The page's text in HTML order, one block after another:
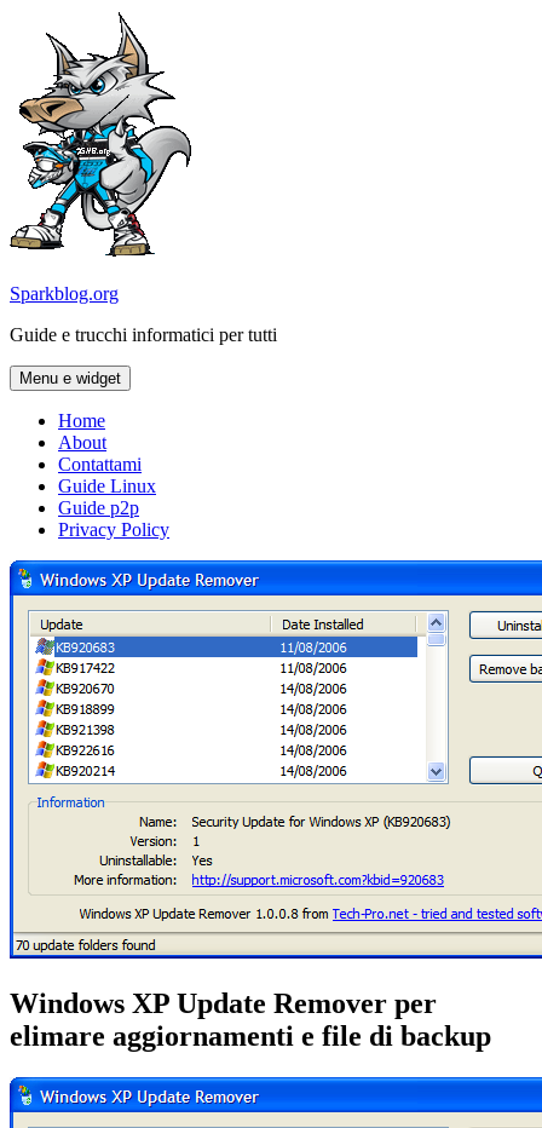
contenuto
Sparkblog.org
Guide e trucchi informatici per tutti
Menu e widget
Home
About
Contattami
Guide Linux
Guide p2p
Privacy Policy
Windows XP Update Remover per
elimare aggiornamenti e file di backup